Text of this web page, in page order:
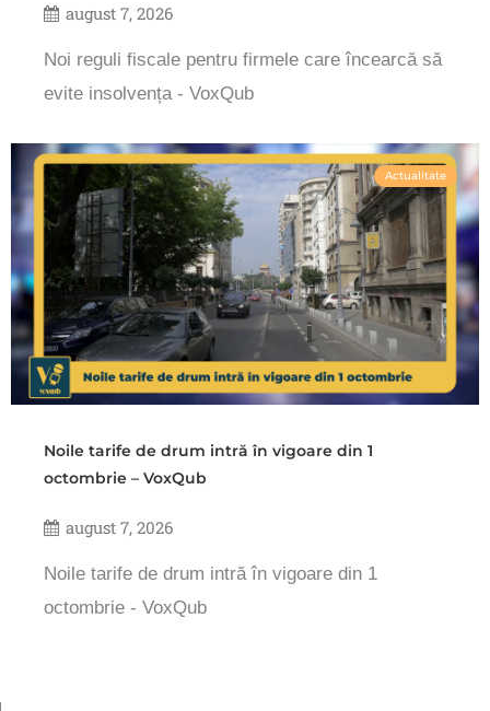
august 7, 2026
Noi reguli fiscale pentru firmele care încearcă să
evite insolvența - VoxQub
Actualitate
Noile tarife de drum intră în vigoare din 1
octombrie – VoxQub
august 7, 2026
Noile tarife de drum intră în vigoare din 1
octombrie - VoxQub